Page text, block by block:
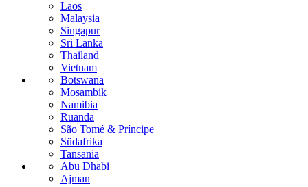
Laos
Malaysia
Singapur
Sri Lanka
Thailand
Vietnam
Botswana
Mosambik
Namibia
Ruanda
São Tomé & Príncipe
Südafrika
Tansania
Abu Dhabi
Ajman